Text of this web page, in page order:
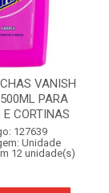
VANISH
PARA
E CORTINAS
127639
Unidade
12 unidade(s)